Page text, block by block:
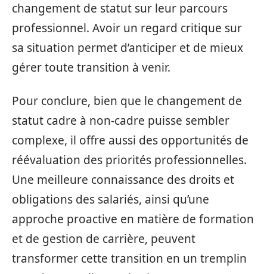
changement de statut sur leur parcours
professionnel. Avoir un regard critique sur
sa situation permet d’anticiper et de mieux
gérer toute transition à venir.
Pour conclure, bien que le changement de
statut cadre à non-cadre puisse sembler
complexe, il offre aussi des opportunités de
réévaluation des priorités professionnelles.
Une meilleure connaissance des droits et
obligations des salariés, ainsi qu’une
approche proactive en matière de formation
et de gestion de carrière, peuvent
transformer cette transition en un tremplin